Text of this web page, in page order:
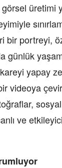
üretimi
bir portreyi,
günlük
yapay
videoya
ve